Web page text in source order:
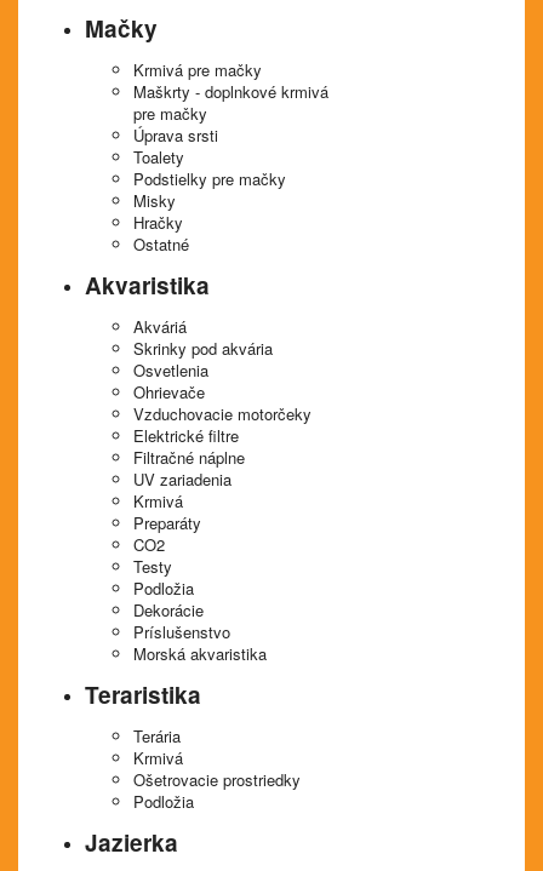
Mačky
Krmivá pre mačky
Maškrty - doplnkové krmivá
pre mačky
Úprava srsti
Toalety
Podstielky pre mačky
Misky
Hračky
Ostatné
Akvaristika
Akváriá
Skrinky pod akvária
Osvetlenia
Ohrievače
Vzduchovacie motorčeky
Elektrické filtre
Filtračné náplne
UV zariadenia
Krmivá
Preparáty
CO2
Testy
Podložia
Dekorácie
Príslušenstvo
Morská akvaristika
Teraristika
Terária
Krmivá
Ošetrovacie prostriedky
Podložia
Jazierka